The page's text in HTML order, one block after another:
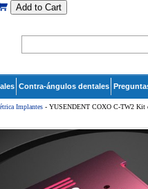
Add to Cart
Contra-ángulos dentales
Implantes - YUSENDENT COXO C-TW2 Kit